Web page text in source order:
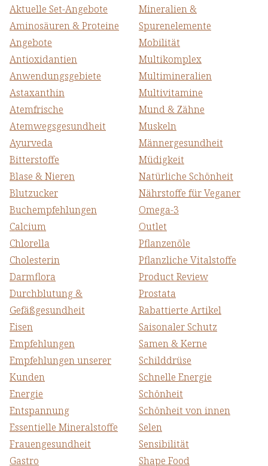
Aktuelle Set-Angebote
Aminosäuren & Proteine
Angebote
Antioxidantien
Anwendungsgebiete
Astaxanthin
Atemfrische
Atemwegs­gesundheit
Ayurveda
Bitterstoffe
Blase & Nieren
Blutzucker
Buchempfehlungen
Calcium
Chlorella
Cholesterin
Darmflora
Durchblutung &
Gefäßgesundheit
Eisen
Empfehlungen
Empfehlungen unserer
Kunden
Energie
Entspannung
Essentielle Mineralstoffe
Frauengesundheit
Gastro
Mineralien &
Spurenelemente
Mobilität
Multikomplex
Multimineralien
Multivitamine
Mund & Zähne
Muskeln
Männergesundheit
Müdigkeit
Natürliche Schönheit
Nährstoffe für Veganer
Omega-3
Outlet
Pflanzenöle
Pflanzliche Vitalstoffe
Product Review
Prostata
Rabattierte Artikel
Saisonaler Schutz
Samen & Kerne
Schilddrüse
Schnelle Energie
Schönheit
Schönheit von innen
Selen
Sensibilität
Shape Food